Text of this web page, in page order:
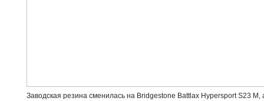
Заводская резина сменилась на Bridgestone Battlax Hypersport S23